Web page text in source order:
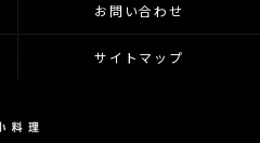
お問い合わせ
サイトマップ